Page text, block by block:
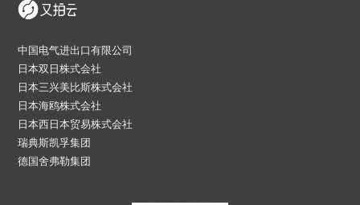
中国电气进出口有限公司
日本双日株式会社
日本三兴美比斯株式会社
日本海鸥株式会社
日本西日本贸易株式会社
瑞典斯凯孚集团
德国舍弗勒集团